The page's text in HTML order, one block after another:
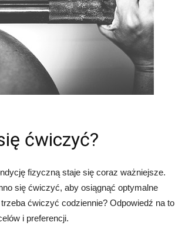
ćwiczyć?
fizyczną staje się coraz ważniejsze.
się ćwiczyć, aby osiągnąć optymalne
ćwiczyć codziennie? Odpowiedź na to
i preferencji.